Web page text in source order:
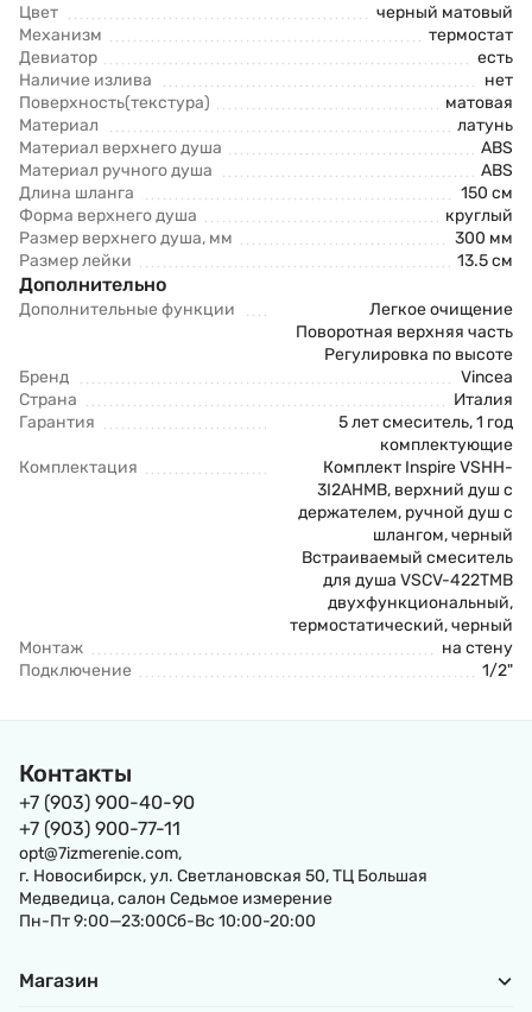
Цвет
черный матовый
Механизм
термостат
Девиатор
есть
Наличие излива
нет
Поверхность(текстура)
матовая
Материал
латунь
Материал верхнего душа
ABS
Материал ручного душа
ABS
Длина шланга
150 см
Форма верхнего душа
круглый
Размер верхнего душа, мм
300 мм
Размер лейки
13.5 см
Дополнительно
Дополнительные функции
Легкое очищение
Поворотная верхняя часть
Регулировка по высоте
Бренд
Vincea
Страна
Италия
Гарантия
5 лет смеситель, 1 год
комплектующие
Комплектация
Комплект Inspire VSHH-
3I2AHMB, верхний душ с
держателем, ручной душ с
шлангом, черный
Встраиваемый смеситель
для душа VSCV-422TMB
двухфункциональный,
термостатический, черный
Монтаж
на стену
Подключение
1/2"
Контакты
+7 (903) 900-40-90
+7 (903) 900-77-11
opt@7izmerenie.com,
г. Новосибирск, ул. Светлановская 50, ТЦ Большая
Медведица, салон Седьмое измерение
Пн-Пт 9:00—23:00Сб-Вс 10:00-20:00
Магазин